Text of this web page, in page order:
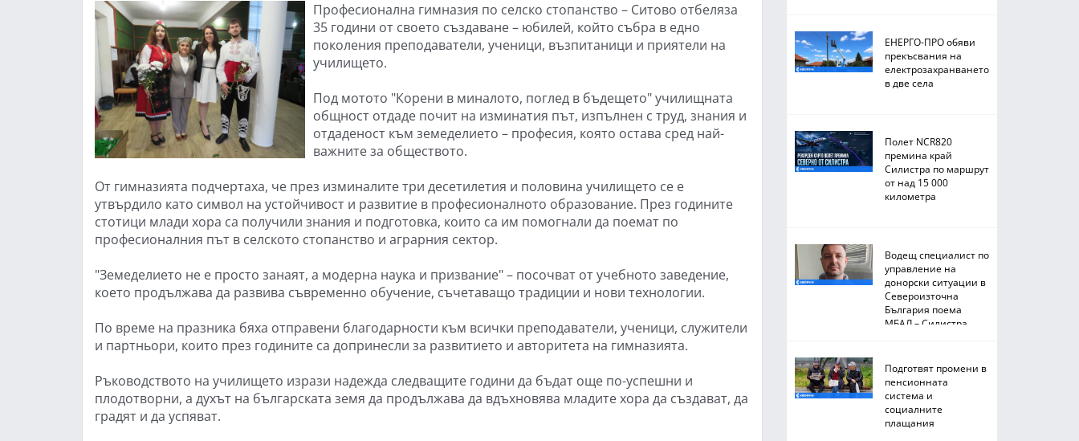
Професионална гимназия по селско стопанство – Ситово отбеляза
35 години от своето създаване – юбилей, който събра в едно
поколения преподаватели, ученици, възпитаници и приятели на
училището.
Под мотото "Корени в миналото, поглед в бъдещето" училищната
общност отдаде почит на изминатия път, изпълнен с труд, знания и
отдаденост към земеделието – професия, която остава сред най-
важните за обществото.
От гимназията подчертаха, че през изминалите три десетилетия и половина училището се е
утвърдило като символ на устойчивост и развитие в професионалното образование. През годините
стотици млади хора са получили знания и подготовка, които са им помогнали да поемат по
професионалния път в селското стопанство и аграрния сектор.
"Земеделието не е просто занаят, а модерна наука и призвание" – посочват от учебното заведение,
което продължава да развива съвременно обучение, съчетаващо традиции и нови технологии.
По време на празника бяха отправени благодарности към всички преподаватели, ученици, служители
и партньори, които през годините са допринесли за развитието и авторитета на гимназията.
Ръководството на училището изрази надежда следващите години да бъдат още по-успешни и
плодотворни, а духът на българската земя да продължава да вдъхновява младите хора да създават, да
градят и да успяват.
ЕНЕРГО-ПРО обяви
прекъсвания на
електрозахранването
в две села
Полет NCR820
премина край
Силистра по маршрут
от над 15 000
километра
Водещ специалист по
управление на
донорски ситуации в
Североизточна
България поема
МБАЛ – Силистра
Подготвят промени в
пенсионната
система и
социалните
плащания